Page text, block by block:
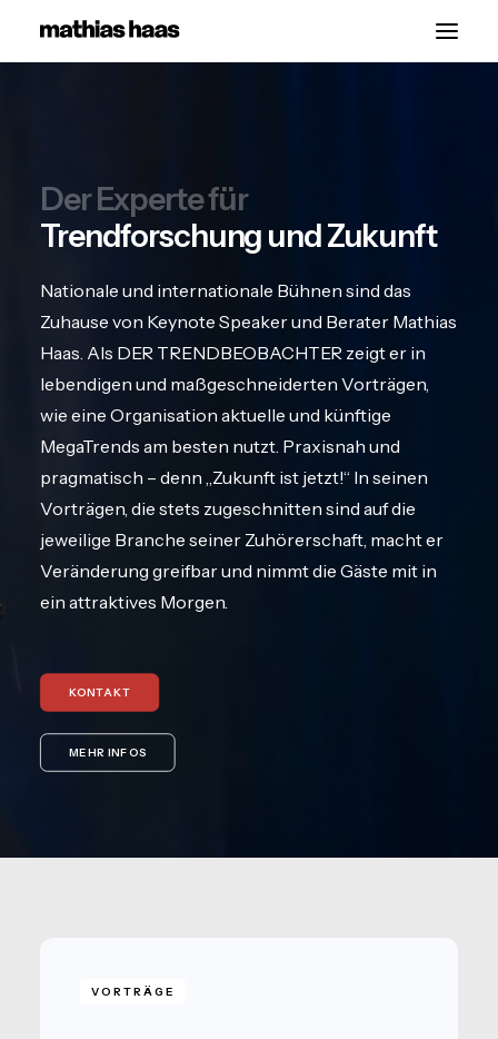
Über
Kontakt
Der Experte für
Trendforschung und Zukunft
Nationale und internationale Bühnen sind das
Zuhause von Keynote Speaker und Berater Mathias
Haas. Als DER TRENDBEOBACHTER zeigt er in
lebendigen und maßgeschneiderten Vorträgen,
wie eine Organisation aktuelle und künftige
MegaTrends am besten nutzt. Praxisnah und
pragmatisch – denn „Zukunft ist jetzt!“ In seinen
Vorträgen, die stets zugeschnitten sind auf die
jeweilige Branche seiner Zuhörerschaft, macht er
Veränderung greifbar und nimmt die Gäste mit in
ein attraktives Morgen.
KONTAKT
MEHR INFOS
VORTRÄGE